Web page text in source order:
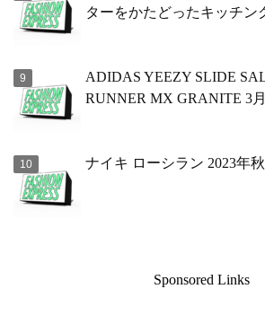
ターをかたどったキッチン
ADIDAS YEEZY SLIDE
RUNNER MX GRANITE 3
ナイキ ローシラン 2023年
Sponsored Links